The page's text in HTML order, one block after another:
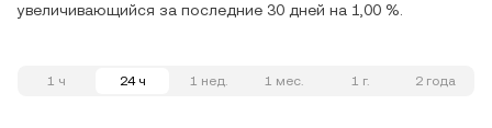
увеличивающийся за последние 30 дней на 1,00 %.
1 ч 24 ч 1 нед. 1 мес. 1 г. 2 года